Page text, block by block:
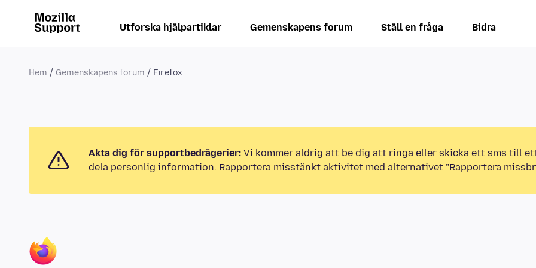
Utforska hjälpartiklar Gemenskapens forum Ställ en fråga Bidra
Hem Gemenskapens forum Firefox
Akta dig för supportbedrägerier: Vi kommer aldrig att be dig att ringa eller skicka ett sms till
dela personlig information. Rapportera misstänkt aktivitet med alternativet "Rapportera